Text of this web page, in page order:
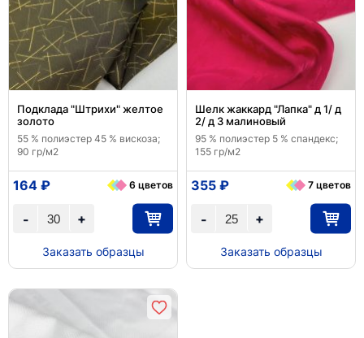
Подклада "Штрихи" желтое
золото
55 % полиэстер 45 % вискоза;
90 гр/м2
+
-
164 ₽ 6 цветов
Заказать образцы
Шелк жаккард "Лапка" д 1/ д
2/ д 3 малиновый
95 % полиэстер 5 % спандекс;
155 гр/м2
+
-
355 ₽ 7 цветов
Заказать образцы